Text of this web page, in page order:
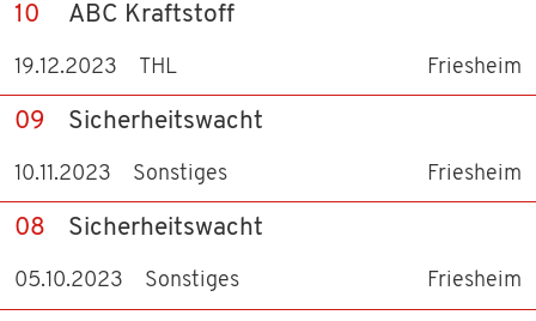
19.12.2023 THL Friesheim
10 ABC Kraftstoff
10.11.2023 Sonstiges Friesheim
09 Sicherheitswacht
05.10.2023 Sonstiges Friesheim
08 Sicherheitswacht